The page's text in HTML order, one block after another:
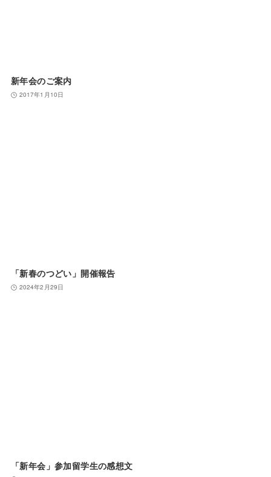
新年会のご案内
2017年1月10日
「新春のつどい」開催報告
2024年2月29日
「新年会」参加留学生の感想文